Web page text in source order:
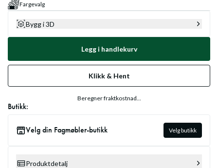
Fargevalg
Bygg i 3D
Legg i handlekurv
Klikk & Hent
Beregner fraktkostnad...
Butikk:
Velg din Fagmøbler-butikk Velg butikk
Produktdetalj